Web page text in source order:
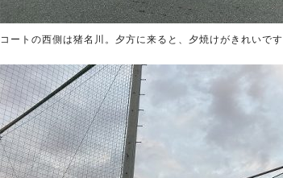
コートの西側は猪名川。夕方に来ると、夕焼けがきれいです